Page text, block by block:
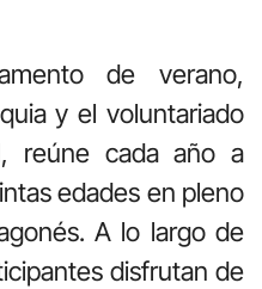
de verano,
y el voluntariado
reúne cada año a
edades en pleno
A lo largo de
disfrutan de